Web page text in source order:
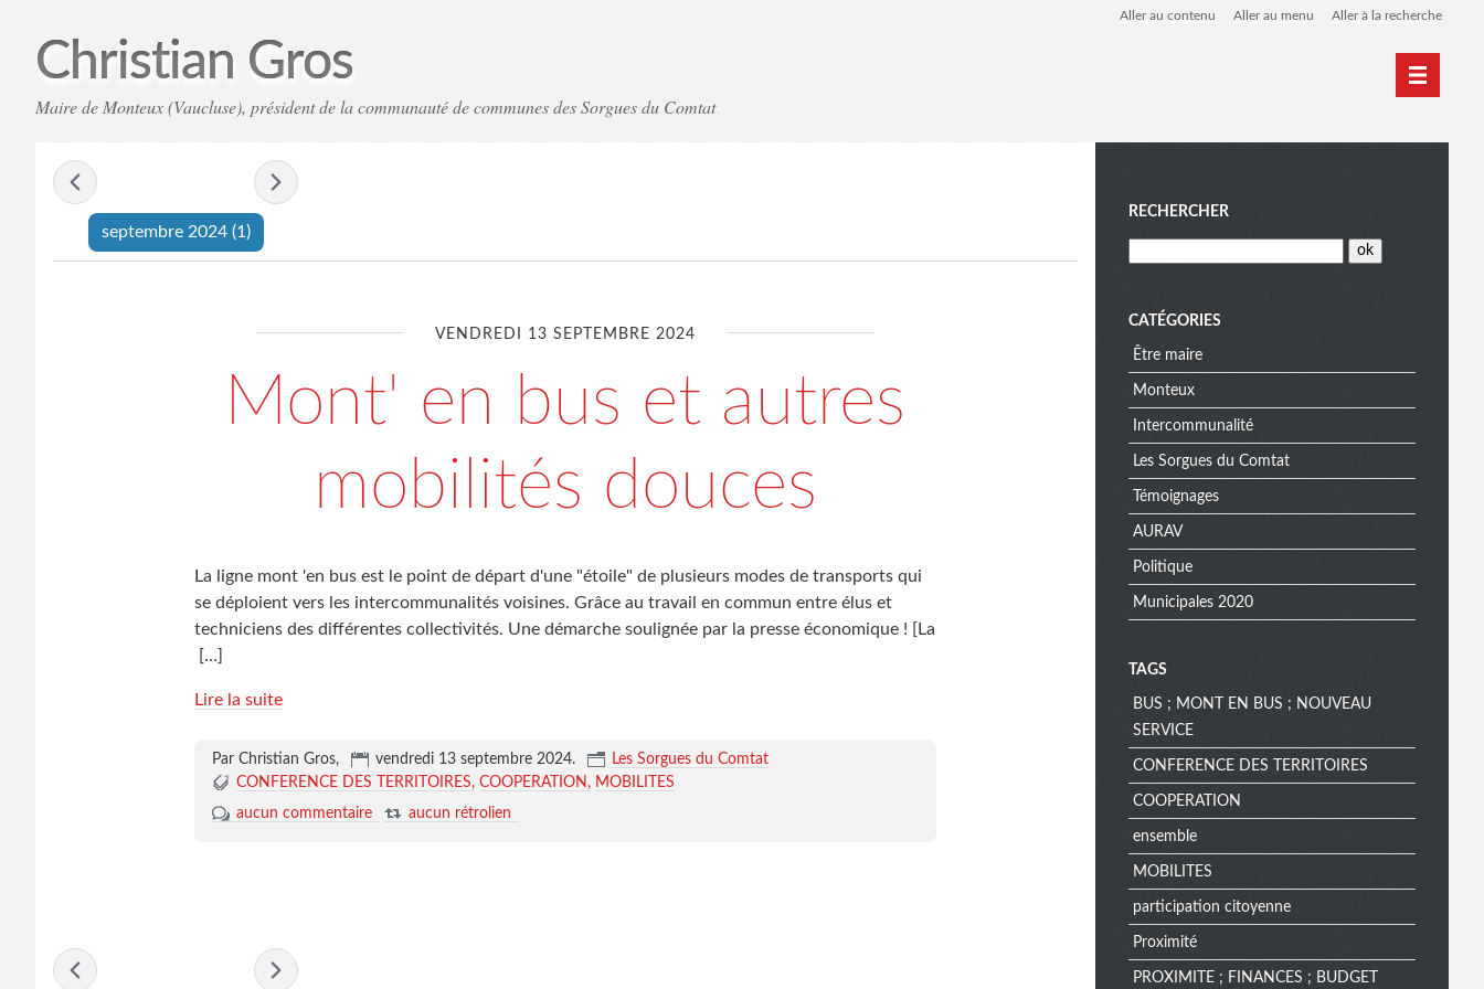
Aller au contenu Aller au menu Aller à la recherche
Christian Gros
Maire de Monteux (Vaucluse), président de la communauté de communes des Sorgues du Comtat
- septembre 2024 -
septembre 2024 (1)
VENDREDI 13 SEPTEMBRE 2024
Mont' en bus et autres
mobilités douces
La ligne mont 'en bus est le point de départ d'une "étoile" de plusieurs modes de transports qui
se déploient vers les intercommunalités voisines. Grâce au travail en commun entre élus et
techniciens des différentes collectivités. Une démarche soulignée par la presse économique ! [La
[…]
Lire la suite
Par Christian Gros, vendredi 13 septembre 2024.
Les Sorgues du Comtat
CONFERENCE DES TERRITOIRES COOPERATION
MOBILITES
aucun commentaire
aucun rétrolien
- septembre 2024 -
M
e
n
u
RECHERCHER
CATÉGORIES
Être maire
Monteux
Intercommunalité
Les Sorgues du Comtat
Témoignages
AURAV
Politique
Municipales 2020
TAGS
BUS ; MONT EN BUS ; NOUVEAU
SERVICE
CONFERENCE DES TERRITOIRES
COOPERATION
ensemble
MOBILITES
participation citoyenne
Proximité
PROXIMITE ; FINANCES ; BUDGET